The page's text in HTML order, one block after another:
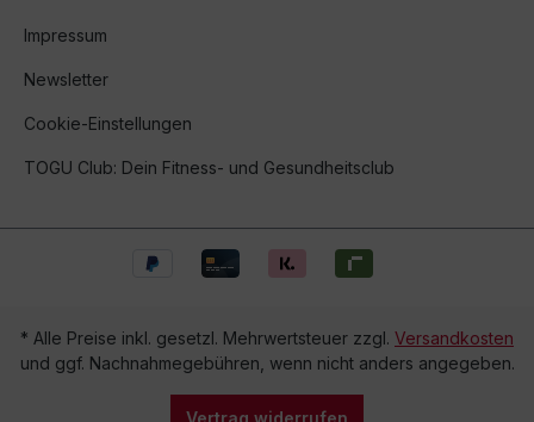
Impressum
Newsletter
Cookie-Einstellungen
TOGU Club: Dein Fitness- und Gesundheitsclub
* Alle Preise inkl. gesetzl. Mehrwertsteuer zzgl. Versandkosten
und ggf. Nachnahmegebühren, wenn nicht anders angegeben.
Vertrag widerrufen